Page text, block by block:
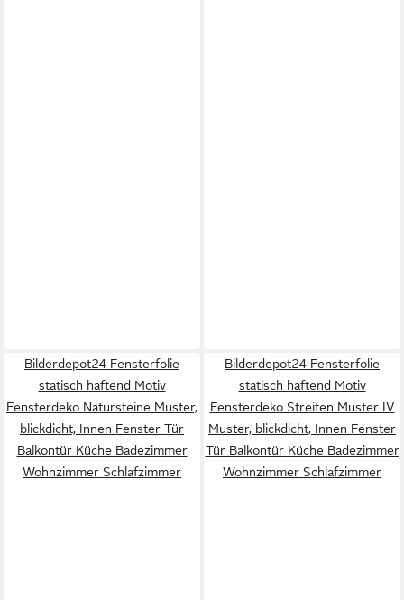
Bilderdepot24 Fensterfolie
statisch haftend Motiv
Fensterdeko Natursteine Muster,
blickdicht, Innen Fenster Tür
Balkontür Küche Badezimmer
Wohnzimmer Schlafzimmer
Bilderdepot24 Fensterfolie
statisch haftend Motiv
Fensterdeko Streifen Muster IV
Muster, blickdicht, Innen Fenster
Tür Balkontür Küche Badezimmer
Wohnzimmer Schlafzimmer